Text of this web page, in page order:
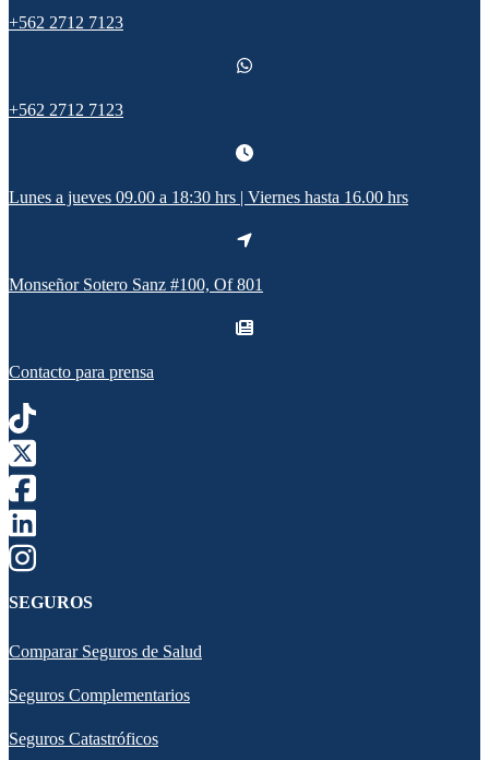
+562 2712 7123
+562 2712 7123
Lunes a jueves 09.00 a 18:30 hrs | Viernes hasta 16.00 hrs
Monseñor Sotero Sanz #100, Of 801
Contacto para prensa
SEGUROS
Comparar Seguros de Salud
Seguros Complementarios
Seguros Catastróficos